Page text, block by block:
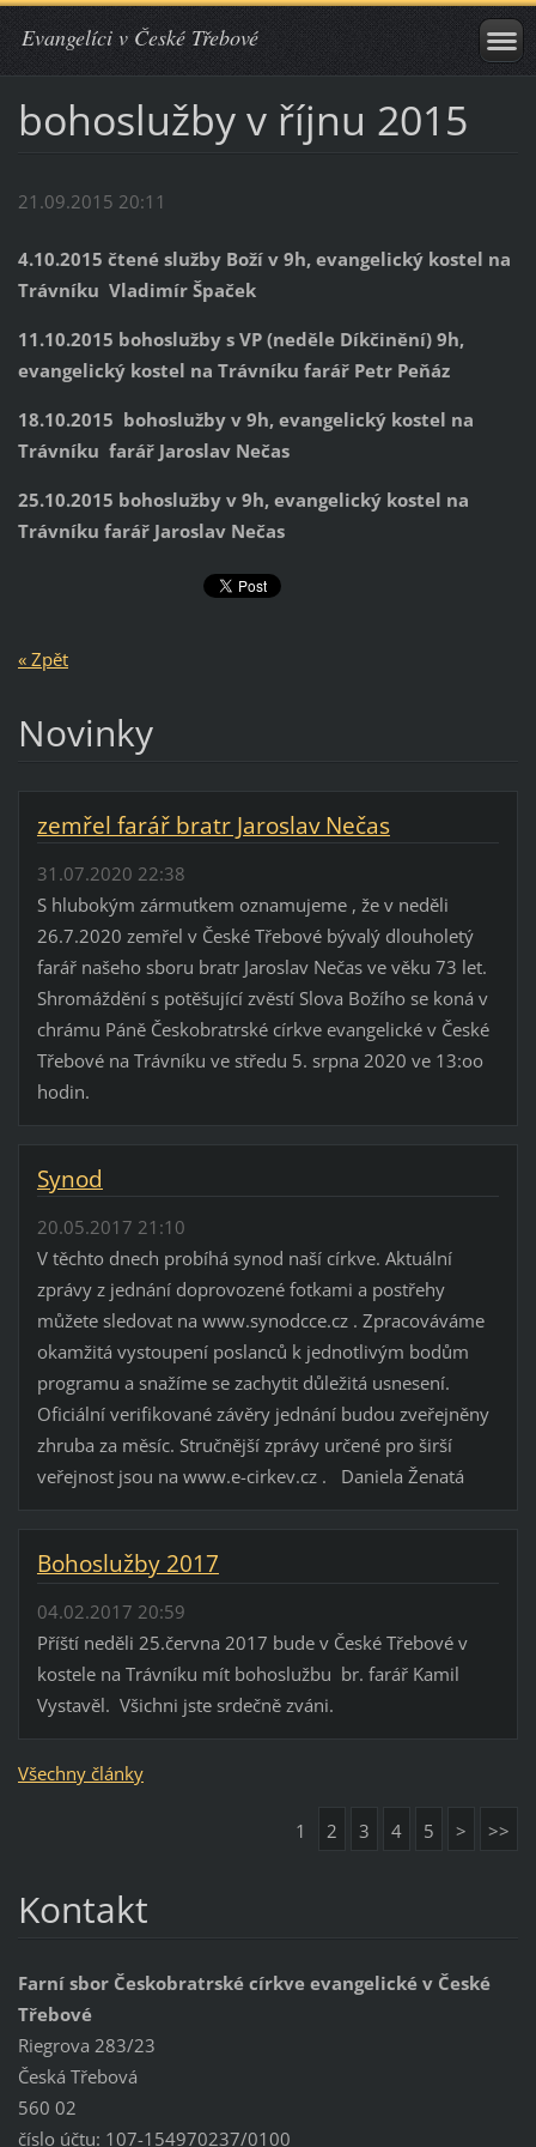
Evangelíci v České Třebové
bohoslužby v říjnu 2015
21.09.2015 20:11
4.10.2015 čtené služby Božív 9h, evangelický kostel na
Trávníku Vladimír Špaček
11.10.2015 bohoslužby s VP (neděle Díkčinění) 9h,
evangelický kostel na Trávníku farář Petr Peňáz
18.10.2015 bohoslužby v 9h, evangelický kostel na
Trávníku farář Jaroslav Nečas
25.10.2015 bohoslužby v 9h, evangelický kostel na
Trávníku farář Jaroslav Nečas
« Zpět
Novinky
zemřel farář bratr Jaroslav Nečas
31.07.2020 22:38
S hlubokým zármutkem oznamujeme , že v neděli
26.7.2020 zemřel v České Třebové bývalý dlouholetý
farář našeho sboru bratr Jaroslav Nečas ve věku 73 let.
Shromáždění s potěšující zvěstí Slova Božího se koná v
chrámu Páně Českobratrské církve evangelické v České
Třebové na Trávníku ve středu 5. srpna 2020 ve 13:oo
hodin.
Synod
20.05.2017 21:10
V těchto dnech probíhá synod naší církve. Aktuální
zprávy z jednání doprovozené fotkami a postřehy
můžete sledovat na www.synodcce.cz . Zpracováváme
okamžitá vystoupení poslanců k jednotlivým bodům
programu a snažíme se zachytit důležitá usnesení.
Oficiální verifikované závěry jednání budou zveřejněny
zhruba za měsíc. Stručnější zprávy určené pro širší
veřejnost jsou na www.e-cirkev.cz . Daniela Ženatá
Bohoslužby 2017
04.02.2017 20:59
Příští neděli 25.června 2017 bude v České Třebové v
kostele na Trávníku mít bohoslužbu br. farář Kamil
Vystavěl. Všichni jste srdečně zváni.
Všechny články
1 2 3 4 5 > >>
Kontakt
Farní sbor Českobratrské církve evangelické v České
Třebové
Riegrova 283/23
Česká Třebová
560 02
číslo účtu: 107-154970237/0100